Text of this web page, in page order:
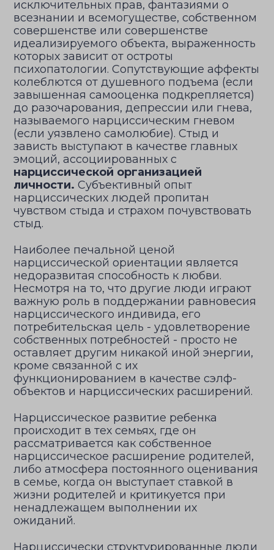
исключительных прав, фантазиями о
всезнании и всемогуществе, собственном
совершенстве или совершенстве
идеализируемого объекта, выраженность
которых зависит от остроты
психопатологии. Сопутствующие аффекты
колеблются от душевного подъема (если
завышенная самооценка подкрепляется)
до разочарования, депрессии или гнева,
называемого нарциссическим гневом
(если уязвлено самолюбие). Стыд и
зависть выступают в качестве главных
эмоций, ассоциированных с
нарциссической организацией
личности. Субъективный опыт
нарциссических людей пропитан
чувством стыда и страхом почувствовать
стыд.
Наиболее печальной ценой
нарциссической ориентации является
недоразвитая способность к любви.
Несмотря на то, что другие люди играют
важную роль в поддержании равновесия
нарциссического индивида, его
потребительская цель - удовлетворение
собственных потребностей - просто не
оставляет другим никакой иной энергии,
кроме связанной с их
функционированием в качестве сэлф-
объектов и нарциссических расширений.
Нарциссическое развитие ребенка
происходит в тех семьях, где он
рассматривается как собственное
нарциссическое расширение родителей,
либо атмосфера постоянного оценивания
в семье, когда он выступает ставкой в
жизни родителей и критикуется при
ненадлежащем выполнении их
ожиданий.
Нарциссически структурированные люди